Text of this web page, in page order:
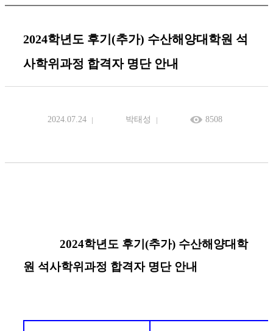
2024학년도 후기(추가) 수산해양대학원 석
사학위과정 합격자 명단 안내
2024.07.24 박태성 8508
2024학년도 후기(추가) 수산해양대학
원 석사학위과정 합격자 명단 안내